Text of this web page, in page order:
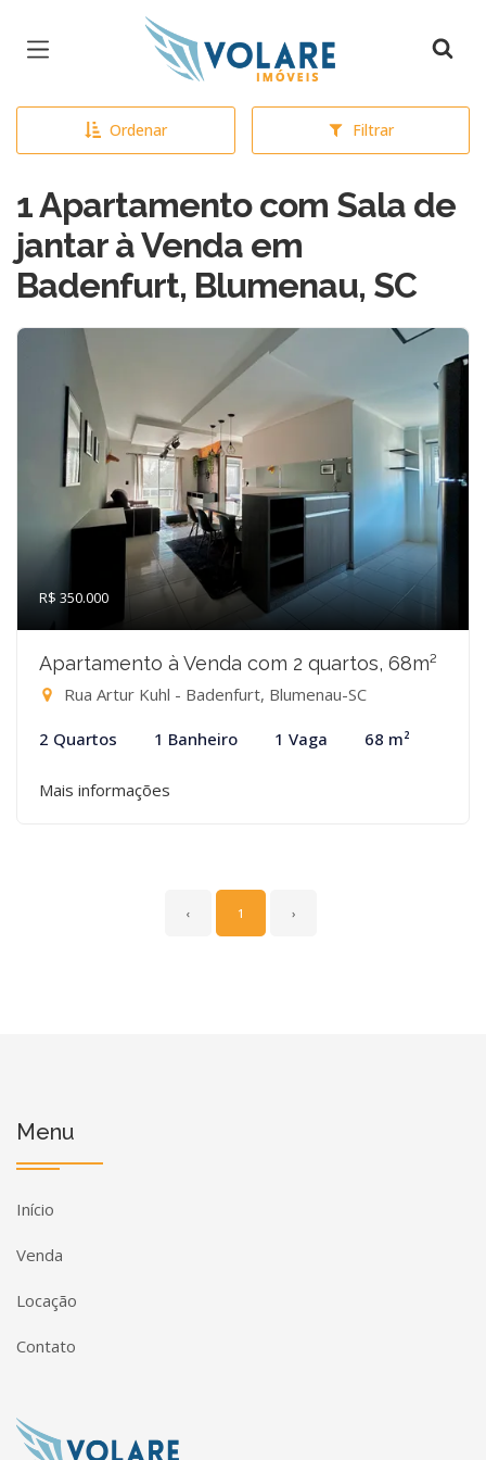
Página inicial
Ordenar Filtrar
1 Apartamento com Sala de
jantar à Venda em
Badenfurt, Blumenau, SC
R$ 350.000
Apartamento à Venda com 2 quartos, 68m²
Rua Artur Kuhl - Badenfurt, Blumenau-SC
2 Quartos 1 Banheiro 1 Vaga 68 m²
Mais informações
‹ 1 ›
Menu
Início
Venda
Locação
Contato
Página inicial